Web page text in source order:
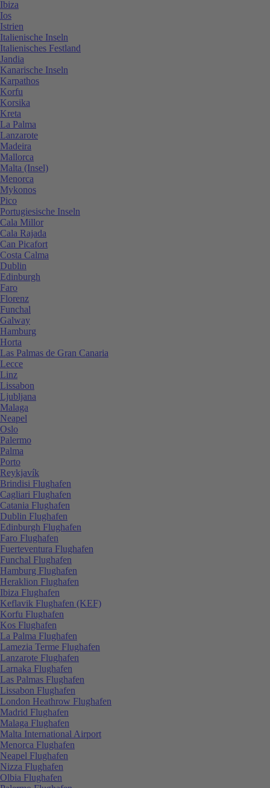
Ibiza
Ios
Istrien
Italienische Inseln
Italienisches Festland
Jandia
Kanarische Inseln
Karpathos
Korfu
Korsika
Kreta
La Palma
Lanzarote
Madeira
Mallorca
Malta (Insel)
Menorca
Mykonos
Pico
Portugiesische Inseln
Cala Millor
Cala Rajada
Can Picafort
Costa Calma
Dublin
Edinburgh
Faro
Florenz
Funchal
Galway
Hamburg
Horta
Las Palmas de Gran Canaria
Lecce
Linz
Lissabon
Ljubljana
Malaga
Neapel
Oslo
Palermo
Palma
Porto
Reykjavík
Brindisi Flughafen
Cagliari Flughafen
Catania Flughafen
Dublin Flughafen
Edinburgh Flughafen
Faro Flughafen
Fuerteventura Flughafen
Funchal Flughafen
Hamburg Flughafen
Heraklion Flughafen
Ibiza Flughafen
Keflavik Flughafen (KEF)
Korfu Flughafen
Kos Flughafen
La Palma Flughafen
Lamezia Terme Flughafen
Lanzarote Flughafen
Larnaka Flughafen
Las Palmas Flughafen
Lissabon Flughafen
London Heathrow Flughafen
Madrid Flughafen
Malaga Flughafen
Malta International Airport
Menorca Flughafen
Neapel Flughafen
Nizza Flughafen
Olbia Flughafen